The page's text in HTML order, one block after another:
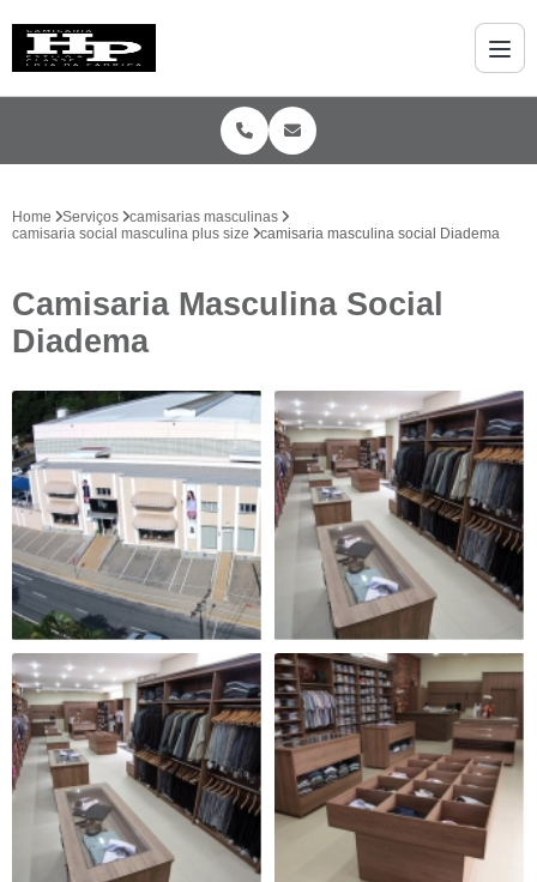
Home Serviços
camisarias masculinas
camisaria social masculina plus size
camisaria masculina social Diadema
Camisaria Masculina Social
Diadema